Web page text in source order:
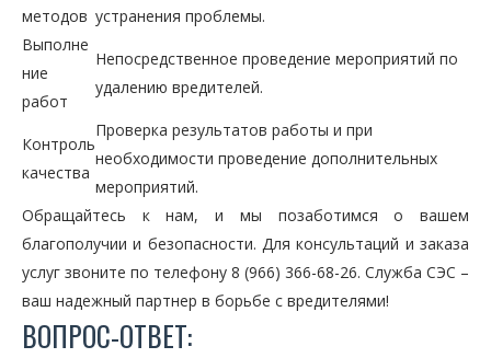
методов устранения проблемы.
Выполне
ние
работ
Непосредственное проведение мероприятий по
удалению вредителей.
Контроль
качества
Проверка результатов работы и при
необходимости проведение дополнительных
мероприятий.
Обращайтесь к нам, и мы позаботимся о вашем
благополучии и безопасности. Для консультаций и заказа
услуг звоните по телефону 8 (966) 366-68-26. Служба СЭС –
ваш надежный партнер в борьбе с вредителями!
ВОПРОС-ОТВЕТ: